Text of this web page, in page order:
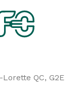
Lorette QC, G2E